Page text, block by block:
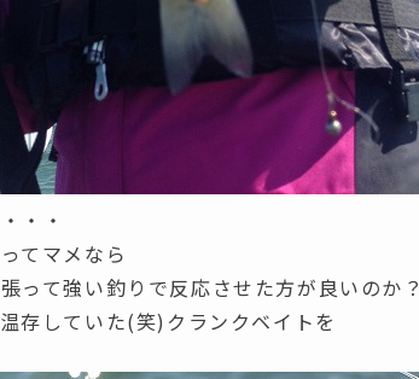
・・
てマメなら
って強い釣りで反応させた方が良いのか？
存していた(笑)クランクベイトを